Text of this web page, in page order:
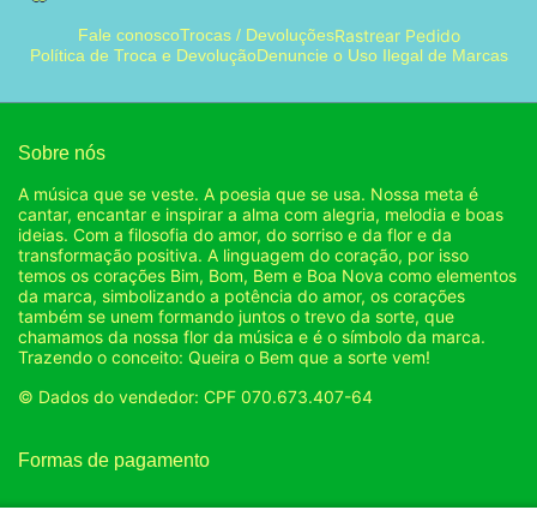
Fale conoscoTrocas / DevoluçõesRastrear Pedido
Política de Troca e DevoluçãoDenuncie o Uso Ilegal de Marcas
Sobre nós
A música que se veste. A poesia que se usa. Nossa meta é
cantar, encantar e inspirar a alma com alegria, melodia e boas
ideias. Com a filosofia do amor, do sorriso e da flor e da
transformação positiva. A linguagem do coração, por isso
temos os corações Bim, Bom, Bem e Boa Nova como elementos
da marca, simbolizando a potência do amor, os corações
também se unem formando juntos o trevo da sorte, que
chamamos da nossa flor da música e é o símbolo da marca.
Trazendo o conceito: Queira o Bem que a sorte vem!
© Dados do vendedor: CPF 070.673.407-64
Formas de pagamento